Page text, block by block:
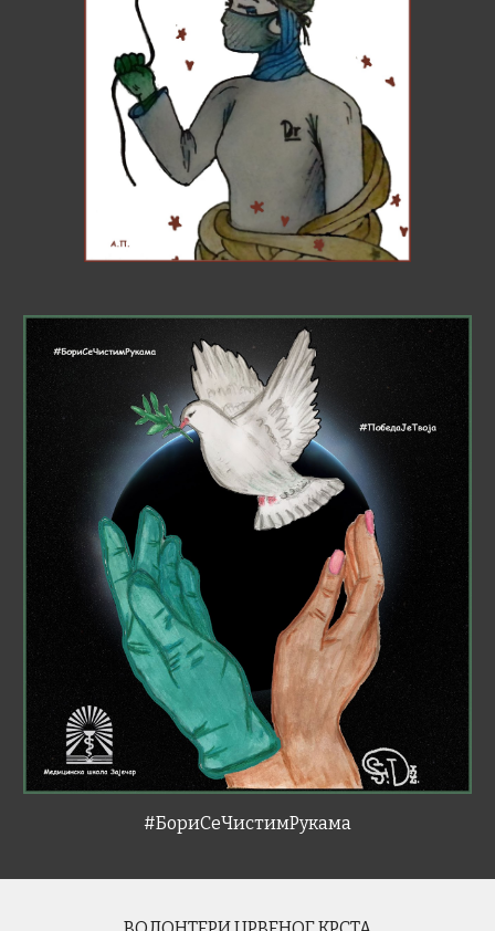
#БориСеЧистимРукама